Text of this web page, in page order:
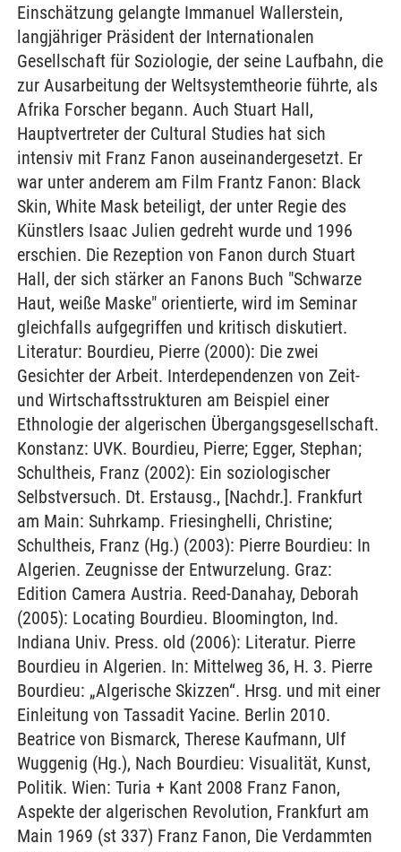
Einschätzung gelangte Immanuel Wallerstein,
langjähriger Präsident der Internationalen
Gesellschaft für Soziologie, der seine Laufbahn, die
zur Ausarbeitung der Weltsystemtheorie führte, als
Afrika Forscher begann. Auch Stuart Hall,
Hauptvertreter der Cultural Studies hat sich
intensiv mit Franz Fanon auseinandergesetzt. Er
war unter anderem am Film Frantz Fanon: Black
Skin, White Mask beteiligt, der unter Regie des
Künstlers Isaac Julien gedreht wurde und 1996
erschien. Die Rezeption von Fanon durch Stuart
Hall, der sich stärker an Fanons Buch "Schwarze
Haut, weiße Maske" orientierte, wird im Seminar
gleichfalls aufgegriffen und kritisch diskutiert.
Literatur: Bourdieu, Pierre (2000): Die zwei
Gesichter der Arbeit. Interdependenzen von Zeit-
und Wirtschaftsstrukturen am Beispiel einer
Ethnologie der algerischen Übergangsgesellschaft.
Konstanz: UVK. Bourdieu, Pierre; Egger, Stephan;
Schultheis, Franz (2002): Ein soziologischer
Selbstversuch. Dt. Erstausg., [Nachdr.]. Frankfurt
am Main: Suhrkamp. Friesinghelli, Christine;
Schultheis, Franz (Hg.) (2003): Pierre Bourdieu: In
Algerien. Zeugnisse der Entwurzelung. Graz:
Edition Camera Austria. Reed-Danahay, Deborah
(2005): Locating Bourdieu. Bloomington, Ind.
Indiana Univ. Press. old (2006): Literatur. Pierre
Bourdieu in Algerien. In: Mittelweg 36, H. 3. Pierre
Bourdieu: „Algerische Skizzen“. Hrsg. und mit einer
Einleitung von Tassadit Yacine. Berlin 2010.
Beatrice von Bismarck, Therese Kaufmann, Ulf
Wuggenig (Hg.), Nach Bourdieu: Visualität, Kunst,
Politik. Wien: Turia + Kant 2008 Franz Fanon,
Aspekte der algerischen Revolution, Frankfurt am
Main 1969 (st 337) Franz Fanon, Die Verdammten